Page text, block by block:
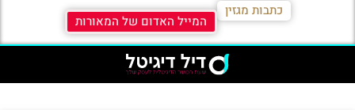
כתבות מגזין
המייל האדום של המאורות